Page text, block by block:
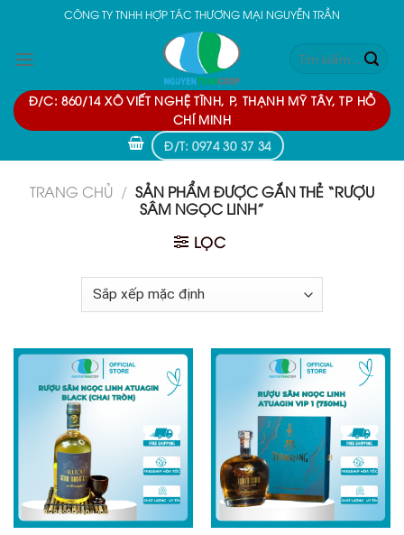
content
CÔNG TY TNHH HỢP TÁC THƯƠNG MẠI NGUYỄN TRẦN
Tìm
kiếm:
Đ/C: 860/14 XÔ VIẾT NGHỆ TĨNH, P, THẠNH MỸ TÂY, TP HỒ
CHÍ MINH
Đ/T: 0974 30 37 34
TRANG CHỦ / SẢN PHẨM ĐƯỢC GẮN THẺ “RƯỢU
SÂM NGỌC LINH”
LỌC